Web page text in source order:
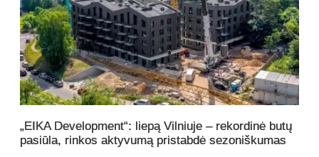
„EIKA Development“: liepą Vilniuje – rekordinė butų
pasiūla, rinkos aktyvumą pristabdė sezoniškumas